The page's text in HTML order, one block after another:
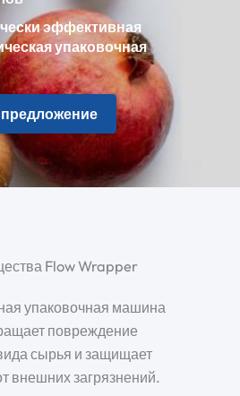
эффективная
упаковочная
Flow Wrapper
упаковочная машина
повреждение
сырья и защищает
внешних загрязнений.